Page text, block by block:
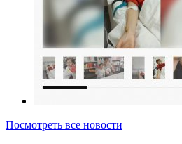
Посмотреть все новости